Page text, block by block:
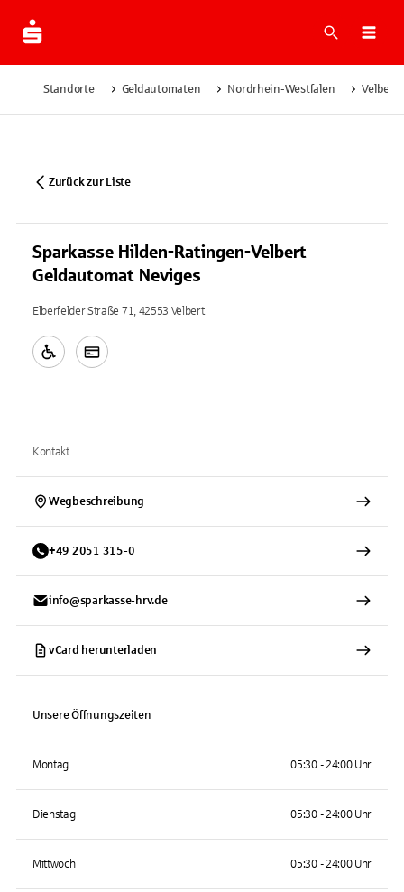
Suche
Standorte Geldautomaten Nordrhein-Westfalen Velbert
Zurück zur Liste
Sparkasse Hilden-Ratingen-Velbert
Geldautomat Neviges
Elberfelder Straße 71, 42553 Velbert
Kontakt
Wegbeschreibung
+49 2051 315-0
info@sparkasse-hrv.de
vCard herunterladen
Unsere Öffnungszeiten
Montag 05:30 - 24:00 Uhr
Dienstag 05:30 - 24:00 Uhr
Mittwoch 05:30 - 24:00 Uhr